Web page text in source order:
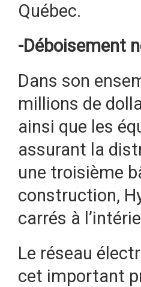
Québec.
-Déboisement
Dans son
millions de
ainsi que les
assurant la
une troisième
construction,
carrés à
Le réseau
cet important